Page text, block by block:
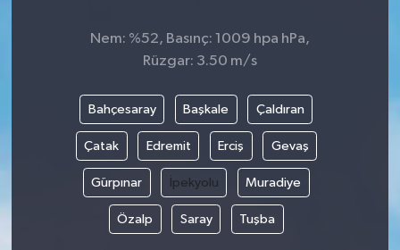
Nem: %52, Basınç: 1009 hpa hPa,
Rüzgar: 3.50 m/s
Bahçesaray Başkale Çaldıran
Çatak Edremit Erciş Gevaş
Gürpınar İpekyolu Muradiye
Özalp Saray Tuşba